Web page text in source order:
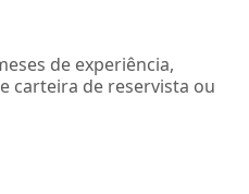
de experiência,
carteira de reservista ou